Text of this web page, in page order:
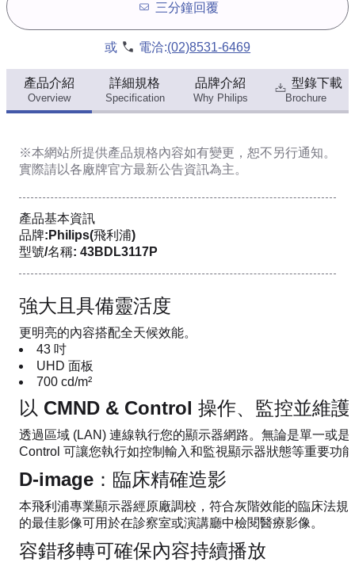
三分鐘回覆
或 電洽:(02)8531-6469
產品介紹
Overview
詳細規格
Specification
品牌介紹
Why Philips
型錄下載
Brochure
※本網站所提供產品規格內容如有變更，恕不另行通知。
實際請以各廠牌官方最新公告資訊為主。
產品基本資訊
品牌:Philips(飛利浦)
型號/名稱: 43BDL3117P
強大且具備靈活度
更明亮的內容搭配全天候效能。
43 吋
UHD 面板
700 cd/m²
以 CMND & Control 操作、監控並維護
透過區域 (LAN) 連線執行您的顯示器網路。無論是單一或
Control 可讓您執行如控制輸入和監視顯示器狀態等重要功
D-image：臨床精確造影
本飛利浦專業顯示器經原廠調校，符合灰階效能的臨床法規
的最佳影像可用於在診察室或演講廳中檢閱醫療影像。
容錯移轉可確保內容持續播放